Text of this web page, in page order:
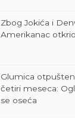
Zbog Jokića i Denvera odbio je Pariz –
Amerikanac
Glumica otpuštena iz bolnice posle
četiri meseca:
se oseća